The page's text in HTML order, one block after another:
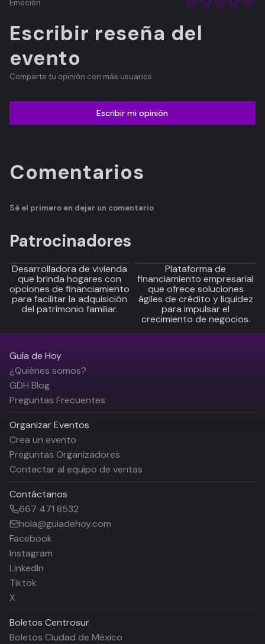
Emoción
Escribir reseña del
evento
Comparte tu opinión con más usuarios
Escribir mi opinión
Comentarios
Sé el primero en dejar un comentario
Patrocinadores
Desarrolladora de vivienda
que brinda hogares con
opciones de financiamiento
para facilitar la adquisición
del patrimonio familiar.
Plataforma de
financiamiento empresarial
que ofrece soluciones
ágiles de crédito y liquidez
para impulsar el
crecimiento de negocios.
Guía de Hoy
¿Quiénes somos?
GDH Blog
Preguntas Frecuentes
Organizar Eventos
Crea un evento
Preguntas Organizadores
Contactar al equipo de ventas
Contáctanos
667 471 8532
hola@guiadehoy.com
Facebook
Instagram
LinkedIn
Tiktok
X
Boletos Centrosur
Boletos Ciudad de México